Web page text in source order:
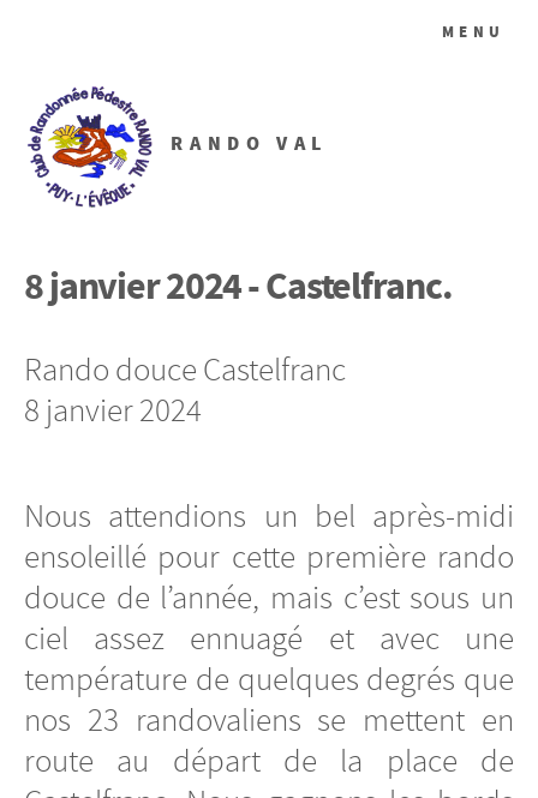
RANDO VAL
MENU
8 janvier 2024 - Castelfranc.
Rando douce Castelfranc
8 janvier 2024
Nous attendions un bel après-midi
ensoleillé pour cette première rando
douce de l’année, mais c’est sous un
ciel assez ennuagé et avec une
température de quelques degrés que
nos 23 randovaliens se mettent en
route au départ de la place de